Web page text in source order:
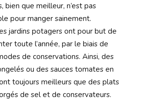
bien que meilleur, n’est pas
pour manger sainement.
jardins potagers ont pour but de
toute l’année, par le biais de
de conservations. Ainsi, des
ou des sauces tomates en
toujours meilleurs que des plats
de sel et de conservateurs.